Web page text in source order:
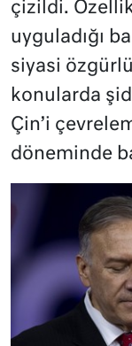
çizildi.
uyguladığı
siyasi
konularda
Çin’i
döneminde